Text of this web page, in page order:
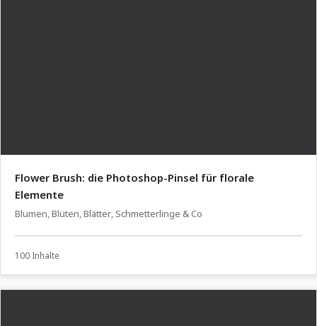
Flower Brush: die Photoshop-Pinsel für florale
Elemente
Blumen, Blüten, Blätter, Schmetterlinge & Co
100 Inhalte